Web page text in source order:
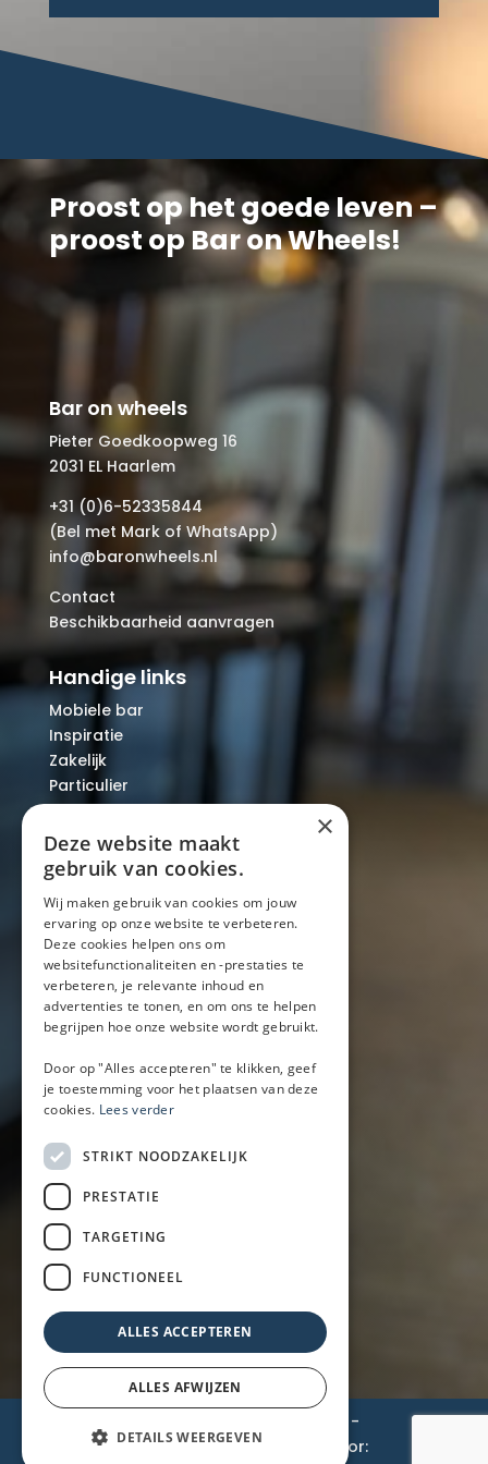
Proost op het goede leven –
proost op Bar on Wheels!
Bar on wheels
Pieter Goedkoopweg 16
2031 EL Haarlem
+31 (0)6-52335844
(Bel met Mark of WhatsApp)
info@baronwheels.nl
Contact
Beschikbaarheid aanvragen
Handige links
Mobiele bar
Inspiratie
Zakelijk
Particulier
Over ons
Blog
Locaties
Mobiele bar
Mobiele bar huren
Bier/wijn/fris bar
Champagnebar
Wijnbar
Aperol spritz bar
Arrangementen
Lunch
Borrel met hapjes
BBQ
Buffet
Walking dinner
-
Cookiebeleid -Disclaimer- Gemaakt door:
×
Deze website maakt
gebruik van cookies.
Wij maken gebruik van cookies om jouw
ervaring op onze website te verbeteren.
Deze cookies helpen ons om
websitefunctionaliteiten en -prestaties te
verbeteren, je relevante inhoud en
advertenties te tonen, en om ons te helpen
begrijpen hoe onze website wordt gebruikt.
Door op "Alles accepteren" te klikken, geef
je toestemming voor het plaatsen van deze
cookies. Lees verder
STRIKT NOODZAKELIJK
PRESTATIE
TARGETING
FUNCTIONEEL
ALLES ACCEPTEREN
ALLES AFWIJZEN
DETAILS WEERGEVEN